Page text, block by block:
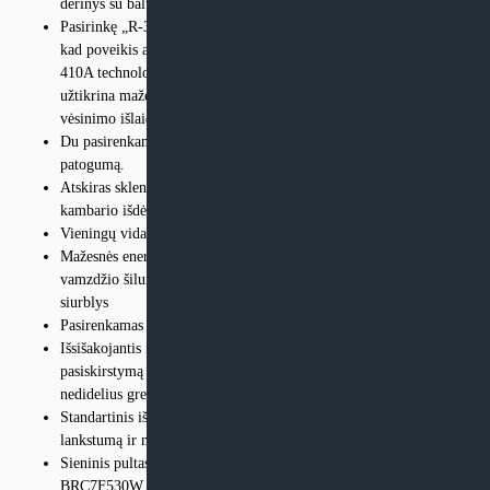
derinys su balta arba sidabrine ir balta apdaila
Pasirinkę „R-32 Bluevolution“ technologiją, prisidedate prie to,
kad poveikis aplinkai būtų iki 68 proc. mažesnis lyginant su R-
410A technologija. Dėl didelio energetinio efektyvumo tai taip pat
užtikrina mažesnes energijos sąnaudas ir iki 16 proc. mažesnes
vėsinimo išlaidas
Du pasirenkami išmanūs jutikliai didina energijos efektyvumą ir
patogumą.
Atskiras sklendžių valdymas: galimybė pritaikyti prie kiekvieno
kambario išdėstymo nekeičiant įrenginio vietos!
Vieningų vidaus įrenginių asortimentas, skirtas R-32 ir R-410A
Mažesnės energijos sąnaudos, nes įtaisytas specialiai sukurtas mažo
vamzdžio šilumokaitis, DC ventiliatoriaus variklis ir išleidimo
siurblys
Pasirenkamas švaraus oro ėmiklis
Išsišakojantis išleidimo vamzdis leidžia optimizuoti oro
pasiskirstymą netaisyklingos formos kambariuose arba tiekti orą į
nedidelius gretimai esančius kambarius
Standartinis išleidimo siurblys su 630 mm pakėlimu padidina
lankstumą ir montavimo greitį
Sieninis pultas BRC1H52W/S/K, distancinis IR pultas
BRC7F530W ir WiFi modulis BRP069C81 parduodami atskirai.